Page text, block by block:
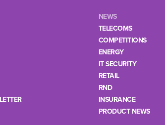
NEWS
TELECOMS
COMPETITIONS
ENERGY
IT SECURITY
RETAIL
RND
INSURANCE
PRODUCT NEWS